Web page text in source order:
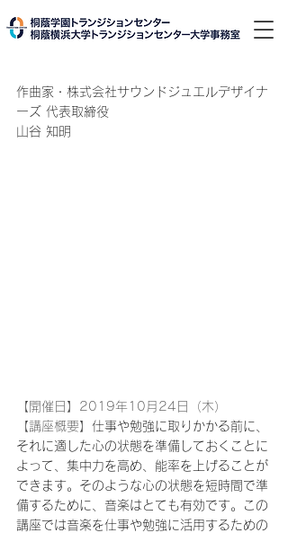
作曲家・株式会社サウンドジュエルデザイナ
ーズ 代表取締役
山谷 知明
【開催日】2019年10月24日（木）
【講座概要】 仕事や勉強に取りかかる前に、
それに適した心の状態を準備しておくことに
よって、集中力を高め、能率を上げることが
できます。そのような心の状態を短時間で準
備するために、音楽はとても有効です。この
講座では音楽を仕事や勉強に活用するための